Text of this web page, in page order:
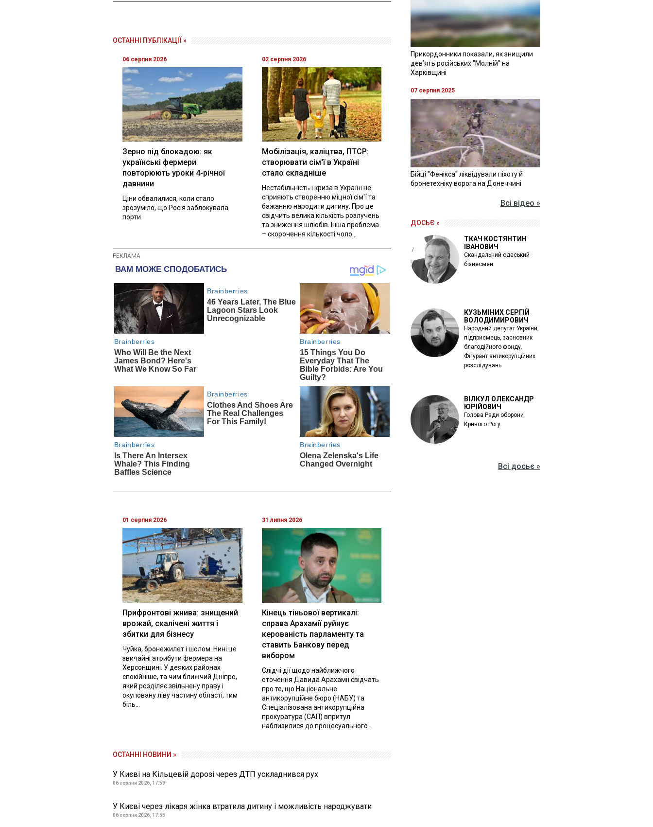
ОСТАННІ ПУБЛІКАЦІЇ »
06 серпня 2026
Зерно під блокадою: як
українські фермери
повторюють уроки 4-річної
давнини
Ціни обвалилися, коли стало
зрозуміло, що Росія заблокувала
порти
02 серпня 2026
Мобілізація, каліцтва, ПТСР:
створювати сім'ї в Україні
стало складніше
Нестабільність і криза в Україні не
сприяють створенню міцної сім'ї та
бажанню народити дитину. Про це
свідчить велика кількість розлучень
та зниження шлюбів. Інша проблема
– скорочення кількості чоло...
01 серпня 2026
Прифронтові жнива: знищений
врожай, скалічені життя і
збитки для бізнесу
Чуйка, бронежилет і шолом. Нині це
звичайні атрибути фермера на
Херсонщині. У деяких районах
спокійніше, та чим ближчий Дніпро,
який розділяє звільнену праву і
окуповану ліву частину області, тим
біль...
31 липня 2026
Кінець тіньової вертикалі:
справа Арахамії руйнує
керованість парламенту та
ставить Банкову перед
вибором
Слідчі дії щодо найближчого
оточення Давида Арахамії свідчать
про те, що Національне
антикорупційне бюро (НАБУ) та
Спеціалізована антикорупційна
прокуратура (САП) впритул
наблизилися до процесуального...
ОСТАННІ НОВИНИ »
У Києві на Кільцевій дорозі через ДТП ускладнився рух
06 серпня 2026, 17:59
У Києві через лікаря жінка втратила дитину і можливість народжувати
06 серпня 2026, 17:55
Прикордонники показали, як знищили
девʼять російських "Молній" на
Харківщині
07 серпня 2025
Бійці "Фенікса" ліквідували піхоту й
бронетехніку ворога на Донеччині
Всі відео »
ДОСЬЄ »
ТКАЧ КОСТЯНТИН
ІВАНОВИЧ
Скандальний одеський
бізнесмен
КУЗЬМІНИХ СЕРГІЙ
ВОЛОДИМИРОВИЧ
Народний депутат України,
підприємець, засновник
благодійного фонду.
Фігурант антикорупційних
розслідувань
ВІЛКУЛ ОЛЕКСАНДР
ЮРІЙОВИЧ
Голова Ради оборони
Кривого Рогу
Всі досьє »